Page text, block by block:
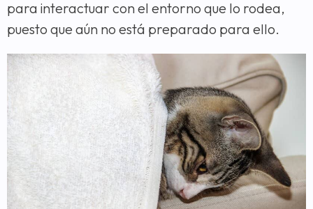
para interactuar con el entorno que lo rodea,
puesto que aún no está preparado para ello.